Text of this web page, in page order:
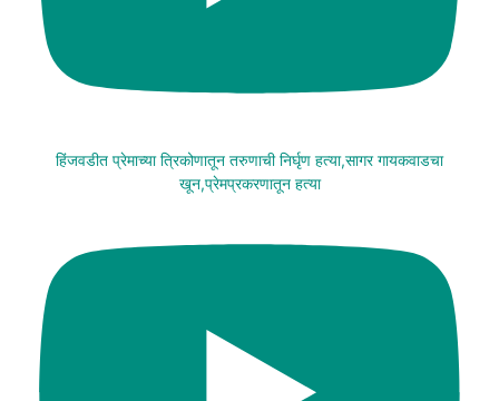
हिंजवडीत प्रेमाच्या त्रिकोणातून तरुणाची निर्घृण हत्या,सागर गायकवाडचा
खून,प्रेमप्रकरणातून हत्या